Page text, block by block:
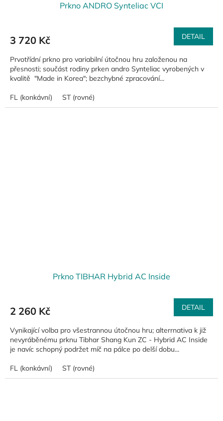
Prkno ANDRO Synteliac VCI
3 720 Kč DETAIL
Prvotřídní prkno pro variabilní útočnou hru založenou na
přesnosti; součást rodiny prken andro Synteliac vyrobených v
kvalitě "Made in Korea"; bezchybné zpracování...
FL (konkávní) ST (rovné)
Prkno TIBHAR Hybrid AC Inside
2 260 Kč DETAIL
Vynikající volba pro všestrannou útočnou hru; alterrnativa k již
nevyráběnému prknu Tibhar Shang Kun ZC - Hybrid AC Inside
je navíc schopný podržet míč na pálce po delší dobu...
FL (konkávní) ST (rovné)